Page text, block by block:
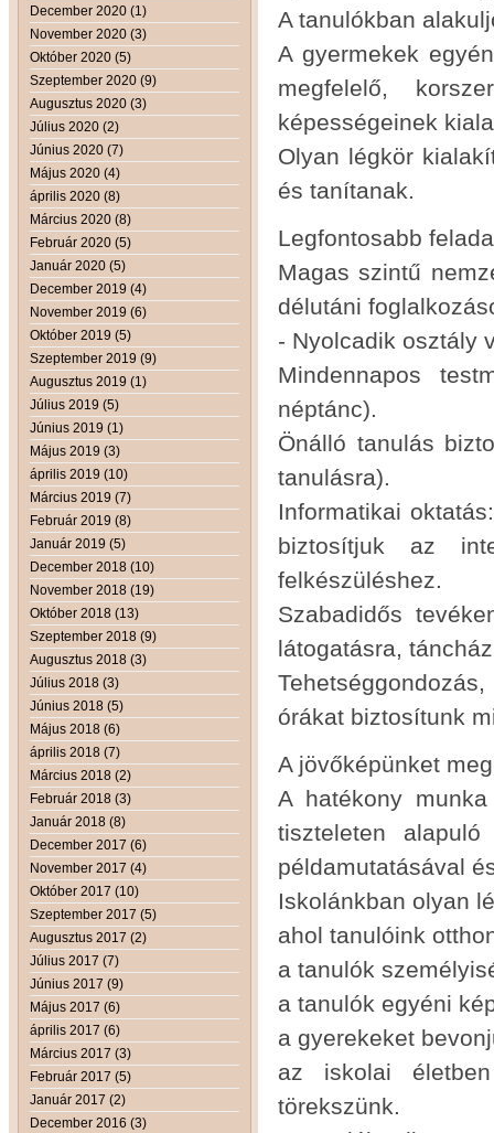
December 2020 (1)
November 2020 (3)
Október 2020 (5)
Szeptember 2020 (9)
Augusztus 2020 (3)
Július 2020 (2)
Június 2020 (7)
Május 2020 (4)
április 2020 (8)
Március 2020 (8)
Február 2020 (5)
Január 2020 (5)
December 2019 (4)
November 2019 (6)
Október 2019 (5)
Szeptember 2019 (9)
Augusztus 2019 (1)
Július 2019 (5)
Június 2019 (1)
Május 2019 (3)
április 2019 (10)
Március 2019 (7)
Február 2019 (8)
Január 2019 (5)
December 2018 (10)
November 2018 (19)
Október 2018 (13)
Szeptember 2018 (9)
Augusztus 2018 (3)
Július 2018 (3)
Június 2018 (5)
Május 2018 (6)
április 2018 (7)
Március 2018 (2)
Február 2018 (3)
Január 2018 (8)
December 2017 (6)
November 2017 (4)
Október 2017 (10)
Szeptember 2017 (5)
Augusztus 2017 (2)
Július 2017 (7)
Június 2017 (9)
Május 2017 (6)
április 2017 (6)
Március 2017 (3)
Február 2017 (5)
Január 2017 (2)
December 2016 (3)
A tanulókban
A gyermekek
megfelelő,
képességeinek
Olyan légkör
és tanítanak.
Legfontosabb
Magas szintű
délutáni
- Nyolcadik osztály
Mindennapos
néptánc).
Önálló tanulás
tanulásra).
Informatikai
biztosítjuk az
felkészüléshez.
Szabadidős
látogatásra,
órákat biztosítunk
A jövőképünket
A hatékony
tiszteleten
példamutatásával
Iskolánkban olyan
ahol tanulóink
a tanulók
a tanulók egyéni
a gyerekeket
az iskolai
törekszünk.